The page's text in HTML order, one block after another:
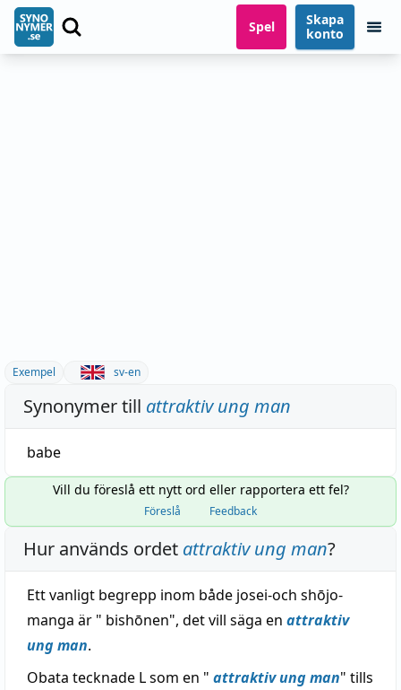
Spel
Skapa
konto
Exempel sv-en
Synonymer till attraktiv ung man
babe
Vill du föreslå ett nytt ord eller rapportera ett fel?
Föreslå Feedback
Hur används ordet attraktiv ung man?
Ett vanligt begrepp inom både josei-och shōjo-
manga är " bishōnen", det vill säga en attraktiv
ung man.
Obata tecknade L som en " attraktiv ung man" tills